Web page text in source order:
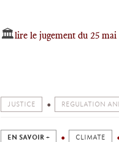
🏛️lire le jugement du 25
JUSTICE REGULATION
EN SAVOIR + CLIMATE